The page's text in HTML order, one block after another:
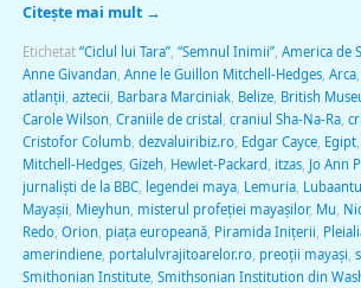
Citește mai mult →
Etichetat “Ciclul lui Tara”, “Semnul Inimii”, America de
Anne Givandan Anne le Guillon Mitchell-Hedges, Arca,
atlanţii aztecii Barbara Marciniak, Belize, British
Carole Wilson Craniile de cristal craniul Sha-Na-Ra,
Cristofor Columb, dezvaluiribiz.ro, Edgar Cayce, Egipt,
Mitchell-Hedges, Gizeh Hewlet-Packard itzas, Jo Ann
jurnalişti de la BBC, legendei maya, Lemuria,
Mayaşii Mieyhun misterul profeţiei mayaşilor, Mu
Redo, Orion piaţa europeană, Piramida Iniţerii
amerindiene, portalulvrajitoarelor.ro, preoţii mayaşi
Smithonian Institute, Smithsonian Institution din